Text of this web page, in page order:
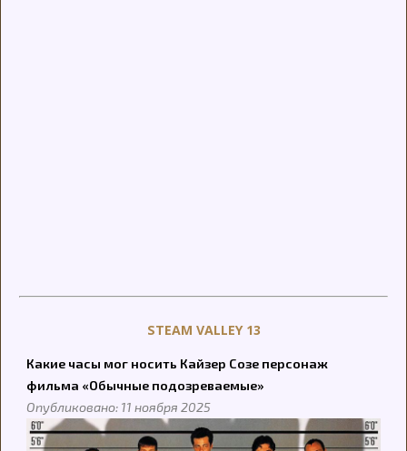
STEAM VALLEY 13
Какие часы мог носить Кайзер Созе персонаж
фильма «Обычные подозреваемые»
Опубликовано: 11 ноября 2025